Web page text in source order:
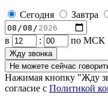
Сегодня Завтра
в : по МСК
Жду звонка
Не можете сейчас
Нажимая кнопку "Жду
согласие с Политикой